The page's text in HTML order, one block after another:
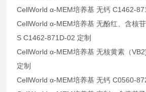
CellWorld α-MEM培养基 无钙 C1462-
CellWorld α-MEM培养基 无酚红、含核
S C1462-871D-02 定制
CellWorld α-MEM培养基 无核黄素（
定制
CellWorld α-MEM培养基 无钙 C0560-